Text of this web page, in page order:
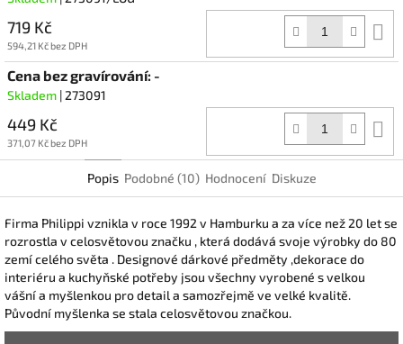
719 Kč
594,21 Kč bez DPH
Cena bez gravírování: -
Skladem | 273091
449 Kč
371,07 Kč bez DPH
Popis Podobné (10) Hodnocení Diskuze
Firma Philippi vznikla v roce 1992 v Hamburku a za více než 20 let se
rozrostla v celosvětovou značku , která dodává svoje výrobky do 80
zemí celého světa . Designové dárkové předměty ,dekorace do
interiéru a kuchyňské potřeby jsou všechny vyrobené s velkou
vášní a myšlenkou pro detail a samozřejmě ve velké kvalitě.
Původní myšlenka se stala celosvětovou značkou.